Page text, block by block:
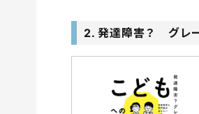
2. 発達障害？ グレ